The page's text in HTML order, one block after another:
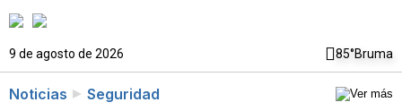
9 de agosto de 2026 85°Bruma
Noticias Seguridad